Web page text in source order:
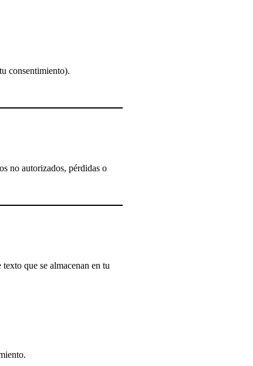
consentimiento).
no autorizados, pérdidas o
que se almacenan en tu